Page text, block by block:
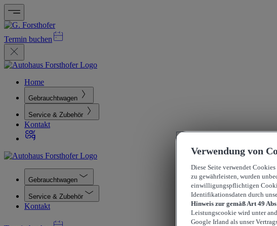
Termin buchen
Home
Gebrauchtwagen
Service & Zubehör
Kontakt
Gebrauchtwagen
Service & Zubehör
Kontakt
Verwendung von
Diese Seite verwendet
zu gewährleisten, wurden
einwilligungspflichtigen
Identifikationsdaten durch
Hinweis zur gemäß Art 49
Leistungscookie wird unter
Google Irland als unser